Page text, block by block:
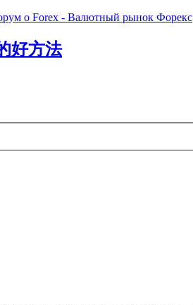
о Forex - Валютный рынок Форекс
好方法